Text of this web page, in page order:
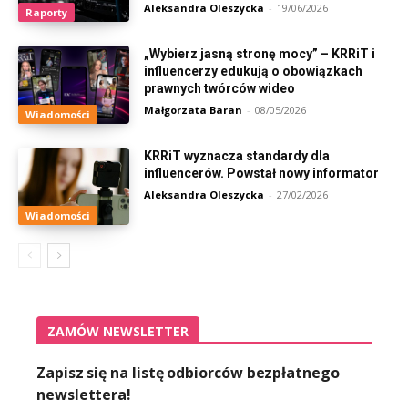
Raporty Aleksandra Oleszycka - 19/06/2026
Wiadomości
„Wybierz jasną stronę mocy” – KRRiT i
influencerzy edukują o obowiązkach
prawnych twórców wideo
Małgorzata Baran - 08/05/2026
Wiadomości
KRRiT wyznacza standardy dla
influencerów. Powstał nowy informator
Aleksandra Oleszycka - 27/02/2026
ZAMÓW NEWSLETTER
Zapisz się na listę odbiorców bezpłatnego
newslettera!